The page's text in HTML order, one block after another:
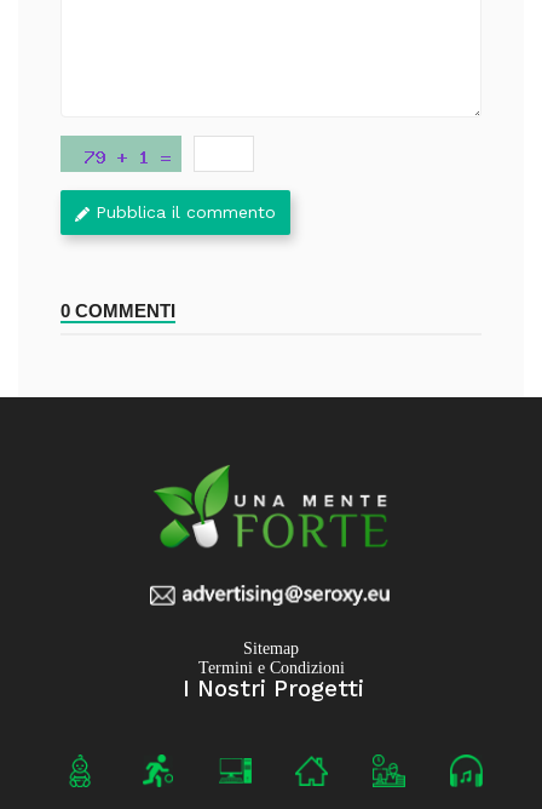
Pubblica il commento
0 COMMENTI
Sitemap
Termini e Condizioni
I Nostri Progetti